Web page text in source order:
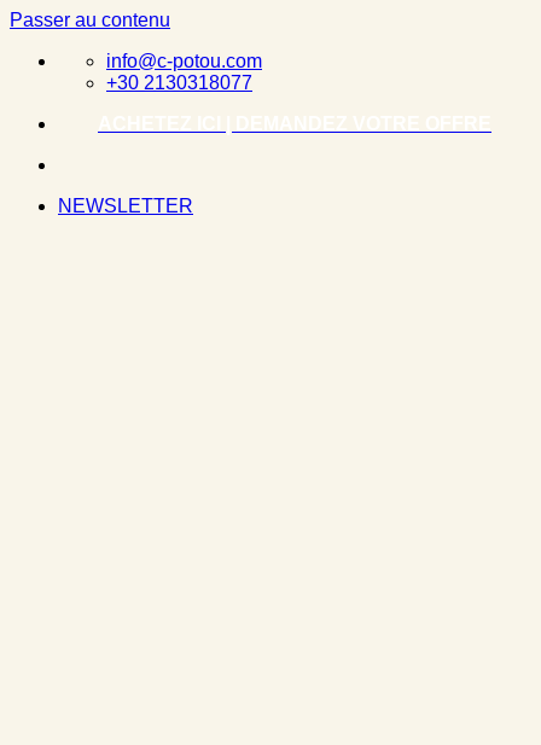
Passer au contenu
info@c-potou.com
+30 2130318077
NEWSLETTER